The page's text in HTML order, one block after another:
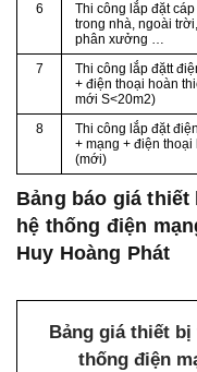
6
Thi công lắp đặt
trong nhà, ngoài
phân xưởng …
7
Thi công lắp đặtt
+ điện thoại hoàn
mới S<20m2)
8
Thi công lắp đặt
+ mạng + điện thoại
(mới)
Bảng báo giá
hệ thống điện
Huy Hoàng Phát
Bảng giá thiết
thống điện